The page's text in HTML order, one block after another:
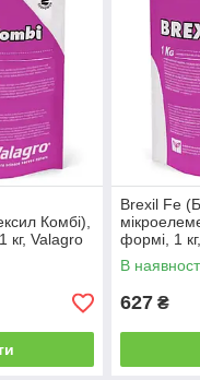
оптимальний обмін
вигідно виділяються на тлі
впливом на рослину,
інфекцій і роблять більш
поганих погодних
ви точно знайдете тут
Комбі),
кг, Valagro
Brexil Fe
формі, 1
В
627 ₴